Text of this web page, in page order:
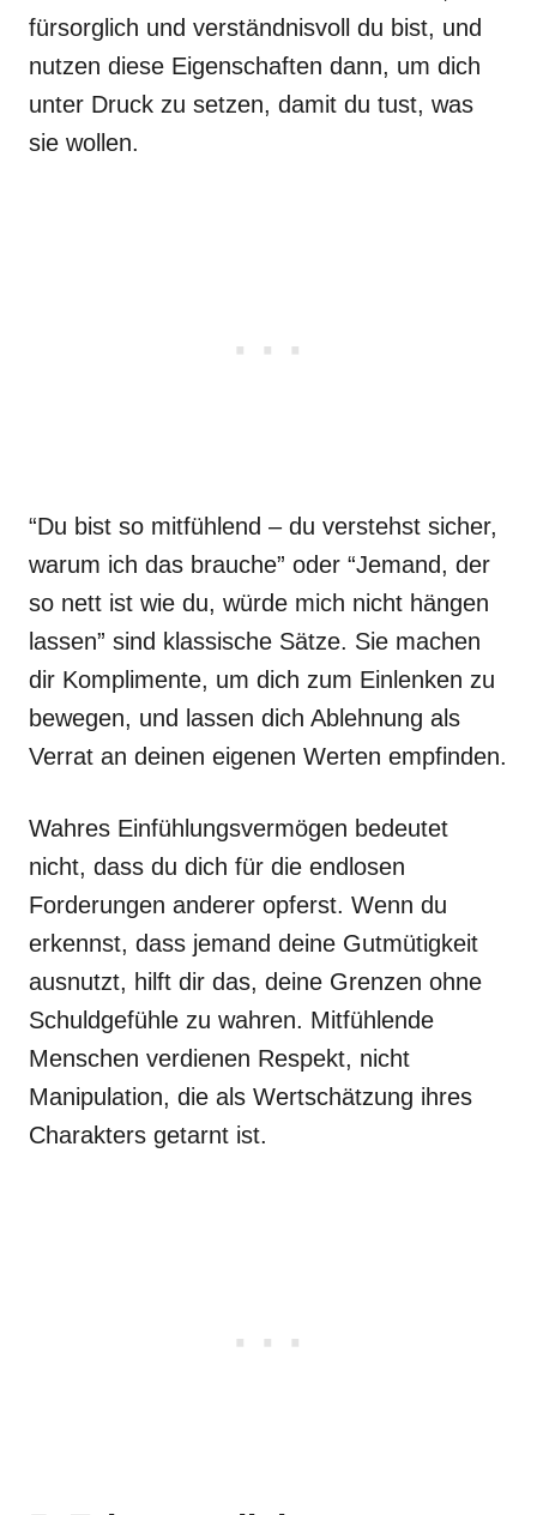
fürsorglich und verständnisvoll du bist, und
nutzen diese Eigenschaften dann, um dich
unter Druck zu setzen, damit du tust, was
sie wollen.
“Du bist so mitfühlend – du verstehst sicher,
warum ich das brauche” oder “Jemand, der
so nett ist wie du, würde mich nicht hängen
lassen” sind klassische Sätze. Sie machen
dir Komplimente, um dich zum Einlenken zu
bewegen, und lassen dich Ablehnung als
Verrat an deinen eigenen Werten empfinden.
Wahres Einfühlungsvermögen bedeutet
nicht, dass du dich für die endlosen
Forderungen anderer opferst. Wenn du
erkennst, dass jemand deine Gutmütigkeit
ausnutzt, hilft dir das, deine Grenzen ohne
Schuldgefühle zu wahren. Mitfühlende
Menschen verdienen Respekt, nicht
Manipulation, die als Wertschätzung ihres
Charakters getarnt ist.